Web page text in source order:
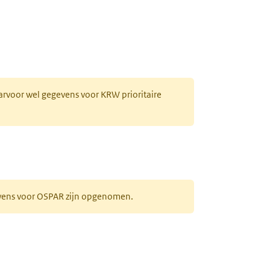
wel gegevens voor KRW prioritaire
voor OSPAR zijn opgenomen.